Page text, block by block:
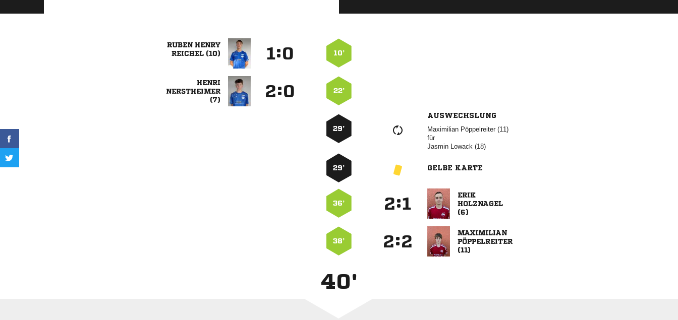
 
 
: 10’



: 22’
29’
AUSWECHSLUNG
  
für
  
29’ GELBE KARTE
36’ :



38’ :



40'